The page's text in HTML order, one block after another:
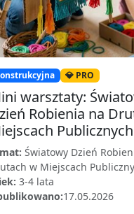
💎 PRO
warsztaty:
Robienia na
Publicznych
Światowy Dzień
w Miejscach
3-4 lata
17.05.2026